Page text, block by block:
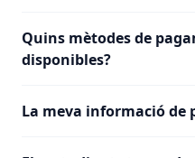
Quins mètodes de
disponibles?
La meva informació de